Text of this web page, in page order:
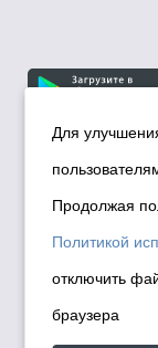
©
города
Политика
Политика
данных в
мэрии
Для
Продолжая
Политикой
отключить
браузера